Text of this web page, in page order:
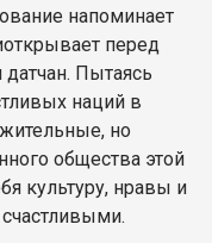
напоминает
перед
Пытаясь
наций в
но
общества этой
культуру, нравы и